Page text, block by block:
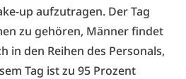
up aufzutragen. Der Tag
zu gehören, Männer findet
in den Reihen des Personals,
Tag ist zu 95 Prozent